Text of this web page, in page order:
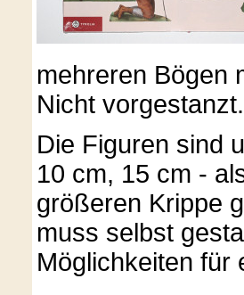
mehreren Bögen
Nicht vorgestanzt.
Die Figuren sind
10 cm, 15 cm -
größeren Krippe
muss selbst
Möglichkeiten für